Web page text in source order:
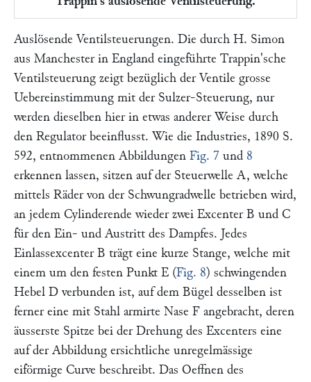
Auslösende Ventilsteuerungen. Die durch H. Simon
aus Manchester in England eingeführte Trappin'sche
Ventilsteuerung zeigt bezüglich der Ventile grosse
Uebereinstimmung mit der Sulzer-Steuerung, nur
werden dieselben hier in etwas anderer Weise durch
den Regulator beeinflusst. Wie die Industries, 1890 S.
592, entnommenen Abbildungen Fig. 7 und 8
erkennen lassen, sitzen auf der Steuerwelle A, welche
mittels Räder von der Schwungradwelle betrieben wird,
an jedem Cylinderende wieder zwei Excenter B und C
für den Ein- und Austritt des Dampfes. Jedes
Einlassexcenter B trägt eine kurze Stange, welche mit
einem um den festen Punkt E (Fig. 8) schwingenden
Hebel D verbunden ist, auf dem Bügel desselben ist
ferner eine mit Stahl armirte Nase F angebracht, deren
äusserste Spitze bei der Drehung des Excenters eine
auf der Abbildung ersichtliche unregelmässige
eiförmige Curve beschreibt. Das Oeffnen des